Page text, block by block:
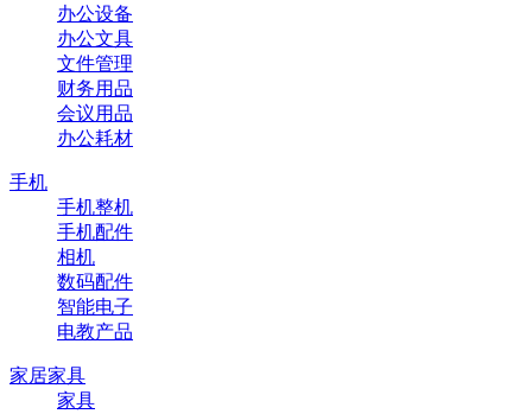
办公设备
办公文具
文件管理
财务用品
会议用品
办公耗材
手机
手机整机
手机配件
相机
数码配件
智能电子
电教产品
家居家具
家具